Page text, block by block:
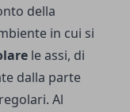
della
in cui si
le assi, di
dalla parte
Al